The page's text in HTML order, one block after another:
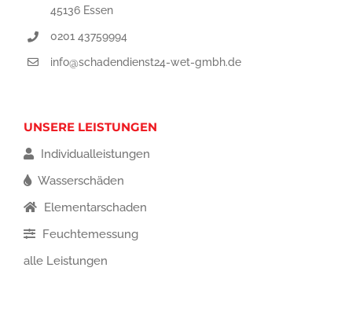
45136 Essen
0201 43759994
info@schadendienst24-wet-gmbh.de
UNSERE LEISTUNGEN
Individualleistungen
Wasserschäden
Elementarschaden
Feuchtemessung
alle Leistungen